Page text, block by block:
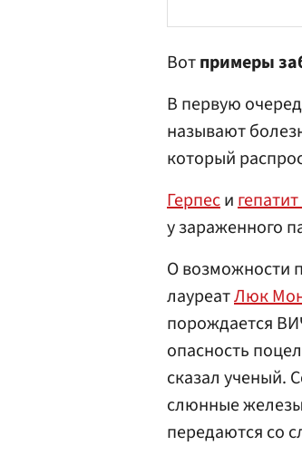
Вотпримеры
В первую
называют
который
Герпеси
у зараженного
О возможности
лауреатЛюк
порождается
опасность
сказал ученый.
слюнные
передаются со